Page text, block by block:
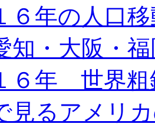
６年の人口
知・大阪・
６年 世界粗
見るアメリ